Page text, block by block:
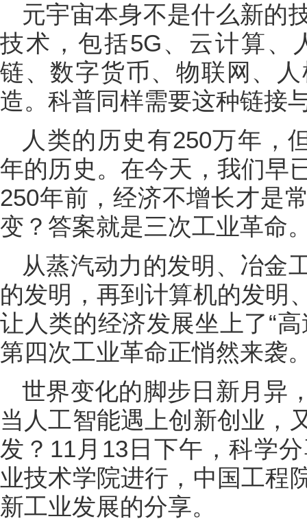
元宇宙本身不是什么新的
技术，包括5G、云计算、
链、数字货币、物联网、
造。科普同样需要这种链接
人类的历史有250万年，
年的历史。在今天，我们早
250年前，经济不增长才是
变？答案就是三次工业革命
从蒸汽动力的发明、冶金
的发明，再到计算机的发明
让人类的经济发展坐上了“
第四次工业革命正悄然来袭
世界变化的脚步日新月异
当人工智能遇上创新创业，
发？11月13日下午，科学
业技术学院进行，中国工程
新工业发展的分享。